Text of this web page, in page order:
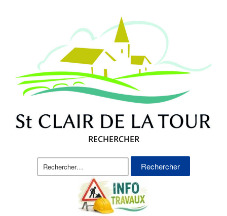
RECHERCHER
Rechercher :